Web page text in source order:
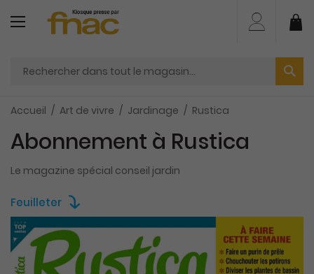
contenu
Accueil Art de vivre Jardinage Rustica
Feuilleter
Abonnement à Rustica
Le magazine spécial conseil jardin